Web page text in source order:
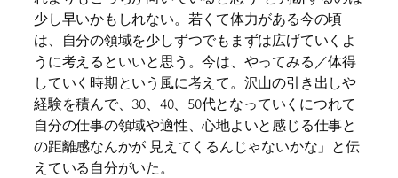
少し早いかもしれない。若くて体力がある今の頃
は、自分の領域を少しずつでもまずは広げていくよ
うに考えるといいと思う。今は、やってみる／体得
していく時期という風に考えて。沢山の引き出しや
経験を積んで、30、40、50代となっていくにつれて
自分の仕事の領域や適性、心地よいと感じる仕事と
の距離感なんかが 見えてくるんじゃないかな」と伝
えている自分がいた。